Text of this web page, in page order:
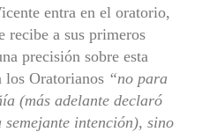
entra en el oratorio,
recibe a sus primeros
precisión sobre esta
los Oratorianos “no para
(más adelante declaró
intención), sino